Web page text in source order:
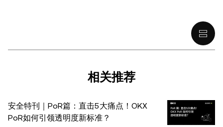
(包括稳定币) 涉及高风险，可能会大幅波动，甚至变得毫无
价值。您应根据自己的财务状况仔细考虑交易或持有数字资
产是否适合您。有关您具体情况的问题，请咨询您的法律/
计信息，如果有) 仅供一般参考之用。尽管我们在准备这些
数据和图表时已采取了所有合理的谨慎措施，但对于此处表
OKX。本文可以全文复制或分发，也可以使用本文 100 字
或更少的摘录，前提是此类使用是非商业性的。整篇文章的
相关推荐
安全特刊｜PoR篇：直击5大痛点！OKX
PoR如何引领透明度新标准？